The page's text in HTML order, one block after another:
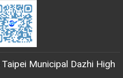
Taipei Municipal Dazhi High